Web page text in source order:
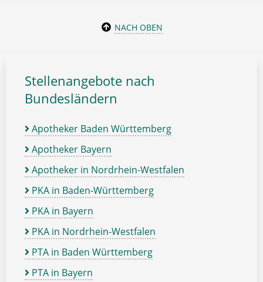
NACH OBEN
Stellenangebote nach
Bundesländern
Apotheker Baden Württemberg
Apotheker Bayern
Apotheker in Nordrhein-Westfalen
PKA in Baden-Württemberg
PKA in Bayern
PKA in Nordrhein-Westfalen
PTA in Baden Württemberg
PTA in Bayern